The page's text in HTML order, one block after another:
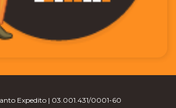
Expedito | 03.001.431/0001-60